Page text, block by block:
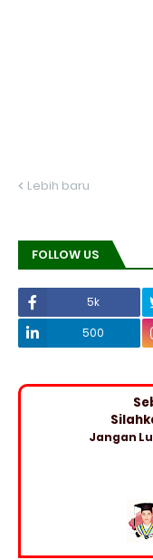
Lebih baru
FOLLOW US
5k
500
Jangan